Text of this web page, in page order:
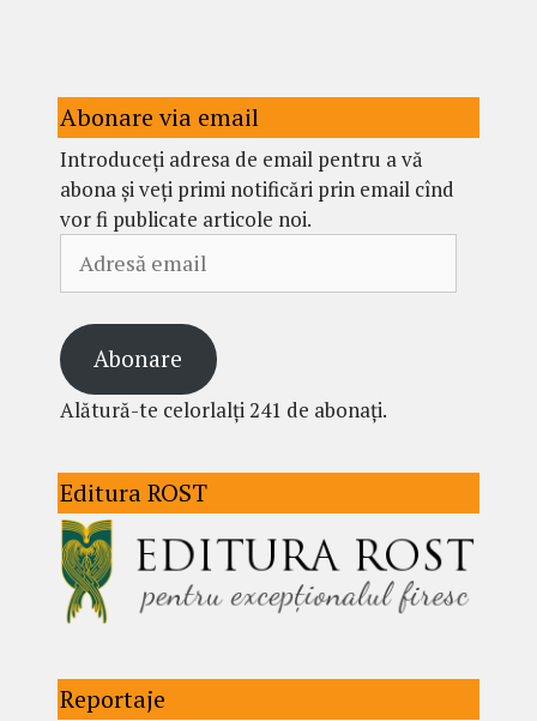
Abonare via email
Introduceți adresa de email pentru a vă
abona și veți primi notificări prin email cînd
vor fi publicate articole noi.
email
Abonare
Alătură-te celorlalți 241 de abonați.
Editura ROST
Reportaje